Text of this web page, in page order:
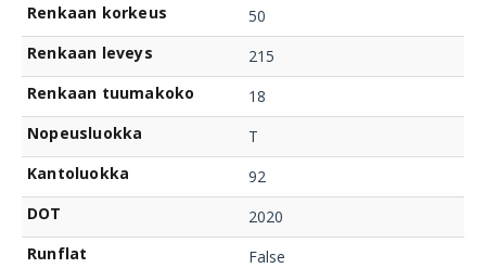
Renkaan korkeus
50
Renkaan leveys
215
Renkaan tuumakoko
18
Nopeusluokka
T
Kantoluokka
92
DOT
2020
Runflat
False